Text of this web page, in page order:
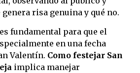
risa genuina y qué no.
fundamental para que el
en una fecha
Valentín. Como festejar San
implica manejar